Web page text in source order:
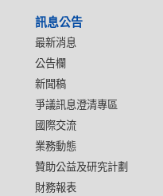
訊息公告
最新消息
公告欄
新聞稿
爭議訊息澄清專區
國際交流
業務動態
贊助公益及研究計劃
財務報表